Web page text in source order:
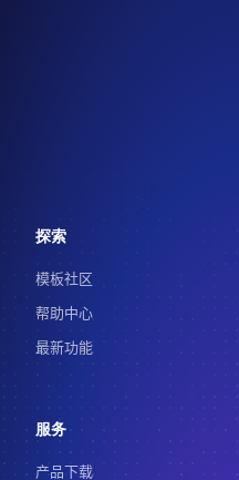
探索
模板社区
帮助中心
最新功能
服务
产品下载